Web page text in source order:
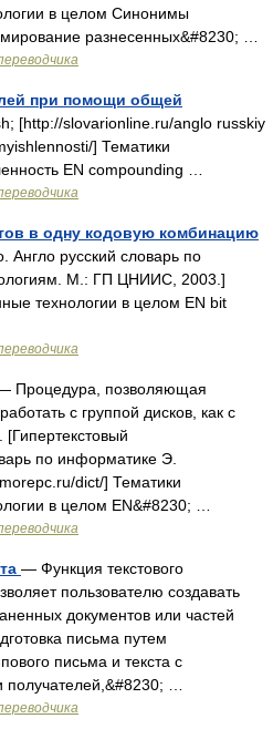
в целом Синонимы
разнесенных&#8230; …
при помощи общей
[http://slovarionline.ru/anglo russkiy
] Тематики
EN compounding …
в одну кодовую комбинацию
русский словарь по
М.: ГП ЦНИИС, 2003.]
технологии в целом EN bit
Процедура, позволяющая
с группой дисков, как с
по информатике Э.
dict/] Тематики
в целом EN&#8230; …
— Функция текстового
пользователю создавать
документов или частей
письма путем
письма и текста с
…